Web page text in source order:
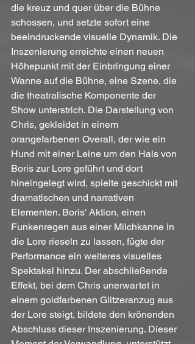
die kreuz und quer über die Bühne
schossen, und setzte sofort eine
beeindruckende visuelle Dynamik. Die
Inszenierung erreichte einen neuen
Höhepunkt mit der Einbringung einer
Wanne auf die Bühne, eine Szene, die
die theatralische Komponente der
Show unterstrich. Die Darstellung von
Chris, gekleidet in einem
orangefarbenen Overall, der wie ein
Hund mit einer Leine um den Hals von
Boris zur Lore geführt und dort
hineingelegt wird, spielte geschickt mit
dramatischen und narrativen
Elementen. Boris' Aktion, einen
Funkenregen aus einer Milchkanne in
die Lore rieseln zu lassen, fügte der
Performance ein weiteres visuelles
Spektakel hinzu. Der abschließende
Effekt, bei dem Chris unerwartet in
einem goldfarbenen Glitzeranzug aus
der Lore steigt, bildete den krönenden
Abschluss dieser Inszenierung. Dieser